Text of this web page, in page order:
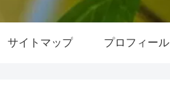
サイトマップ プロフィール